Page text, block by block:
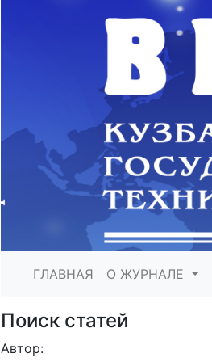
ГЛАВНАЯ О ЖУРНАЛЕ
Поиск статей
Автор: